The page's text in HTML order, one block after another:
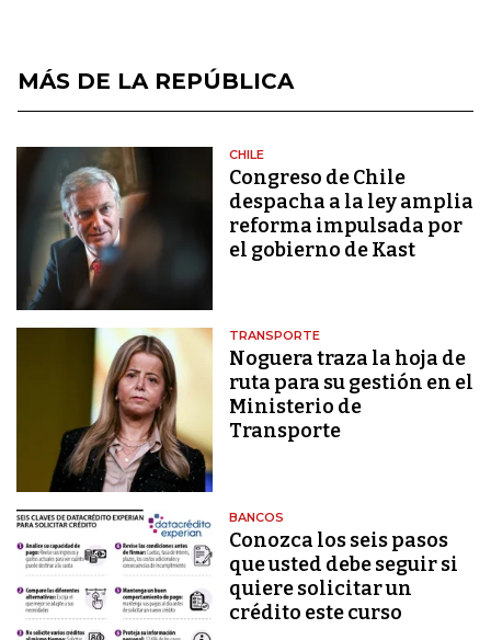
MÁS DE LA REPÚBLICA
CHILE
Congreso de Chile
despacha a la ley amplia
reforma impulsada por
el gobierno de Kast
TRANSPORTE
Noguera traza la hoja de
ruta para su gestión en el
Ministerio de
Transporte
BANCOS
Conozca los seis pasos
que usted debe seguir si
quiere solicitar un
crédito este curso